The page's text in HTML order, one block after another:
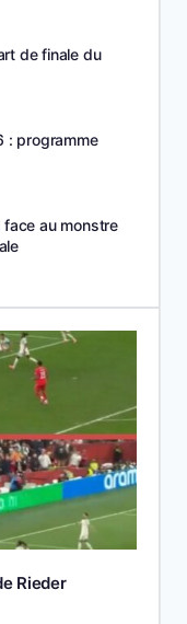
de finale du
: programme
face au monstre
Rieder